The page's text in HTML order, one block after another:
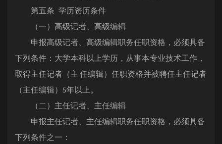
第五条 学历资历条件
（一）高级记者、高级编辑
申报高级记者、高级编辑职务任职资格，必须具备
下列条件：大学本科以上学历，从事本专业技术工作，
取得主任记者（主 任编辑）任职资格并被聘任主任记者
（主任编辑）5年以上。
（二）主任记者、主任编辑
申报主任记者、主任编辑职务任职资格，必须具备
下列条件之一：